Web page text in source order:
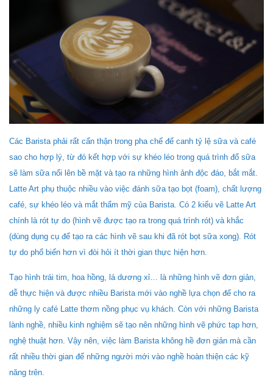
Các Barista phải rất cẩn thận trong pha chế để canh tỷ lệ sữa và café
sao cho hợp lý, từ đó kết hợp với sự khéo léo trong quá trình đổ sữa
sẽ làm sữa nổi lên bề mặt và tạo ra những hình ảnh độc đáo, bắt mắt.
Latte Art phụ thuộc nhiều vào việc đánh sữa tạo bọt (foam), chất lượng
café, sự khéo léo và mắt thẩm mỹ của Barista. Có 2 kiểu vẽ Latte Art
chính là rót tự do (hình vẽ được tạo ra trong quá trình rót) và khắc
(dùng dụng cụ để tạo ra các hình vẽ sau khi đã rót bọt sữa xong). Rót
tự do phổ biến hơn vì đòi hỏi ít thời gian thực hiện hơn.
Tạo hình trái tim, hoa hồng, lá dương xỉ… là những hình vẽ đơn giản,
dễ thực hiện và được nhiều Barista mới vào nghề lựa chọn để cho ra
những ly café Latte thơm nồng phục vụ khách. Còn với những Barista
lành nghề, nhiều kinh nghiệm sẽ tạo nên những hình vẽ phức tạp hơn,
nghệ thuật hơn. Vậy nên, việc làm Barista không hề đơn giản mà cần
rất nhiều thời gian để những người mới vào nghề hoàn thiện các kỹ
năng trên.